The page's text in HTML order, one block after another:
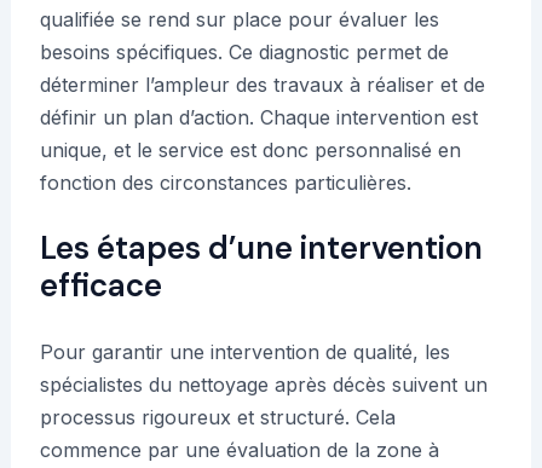
qualifiée se rend sur place pour évaluer les
besoins spécifiques. Ce diagnostic permet de
déterminer l’ampleur des travaux à réaliser et de
définir un plan d’action. Chaque intervention est
unique, et le service est donc personnalisé en
fonction des circonstances particulières.
Les étapes d’une intervention
efficace
Pour garantir une intervention de qualité, les
spécialistes du nettoyage après décès suivent un
processus rigoureux et structuré. Cela
commence par une évaluation de la zone à